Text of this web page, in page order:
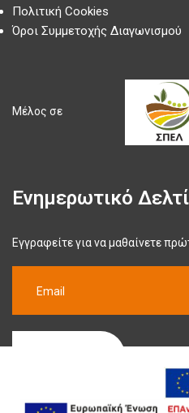
Πολιτική Cookies
Όροι Συμμετοχής Διαγωνισμού
Μέλος σε
Ενημερωτικό
Εγγραφείτε για να μαθαίνετε